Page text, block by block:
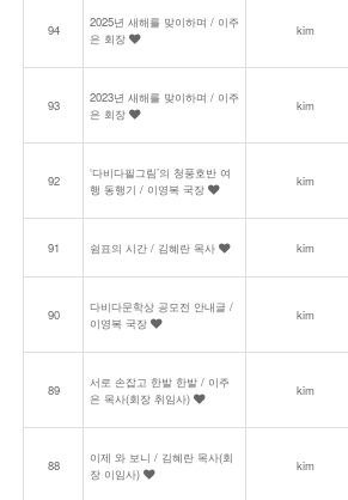
94
2025년 새해를 맞이하며 / 이주
은 회장
kim
93
2023년 새해를 맞이하며 / 이주
은 회장
kim
92
‘다비다필그림’의 청풍호반 여
행 동행기 / 이영복 국장
kim
91 쉼표의 시간 / 김혜란 목사 kim
90
다비다문학상 공모전 안내글 /
이영복 국장
kim
89
서로 손잡고 한발 한발 / 이주
은 목사(회장 취임사)
kim
88
이제 와 보니 / 김혜란 목사(회
장 이임사)
kim